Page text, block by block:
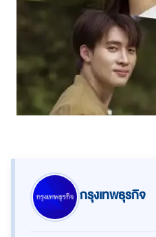
กรุงเทพธุรกิจ